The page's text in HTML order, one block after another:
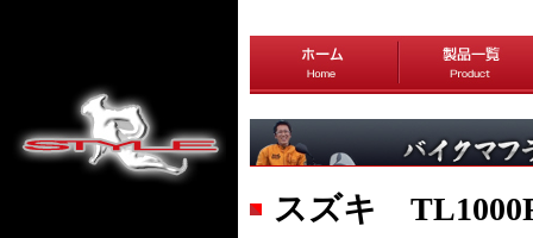
スズキ